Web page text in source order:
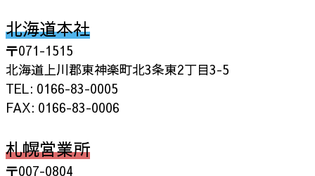
北海道本社
〒071-1515
北海道上川郡東神楽町北3条東2丁目3-5
TEL: 0166-83-0005
FAX: 0166-83-0006
札幌営業所
〒007-0804